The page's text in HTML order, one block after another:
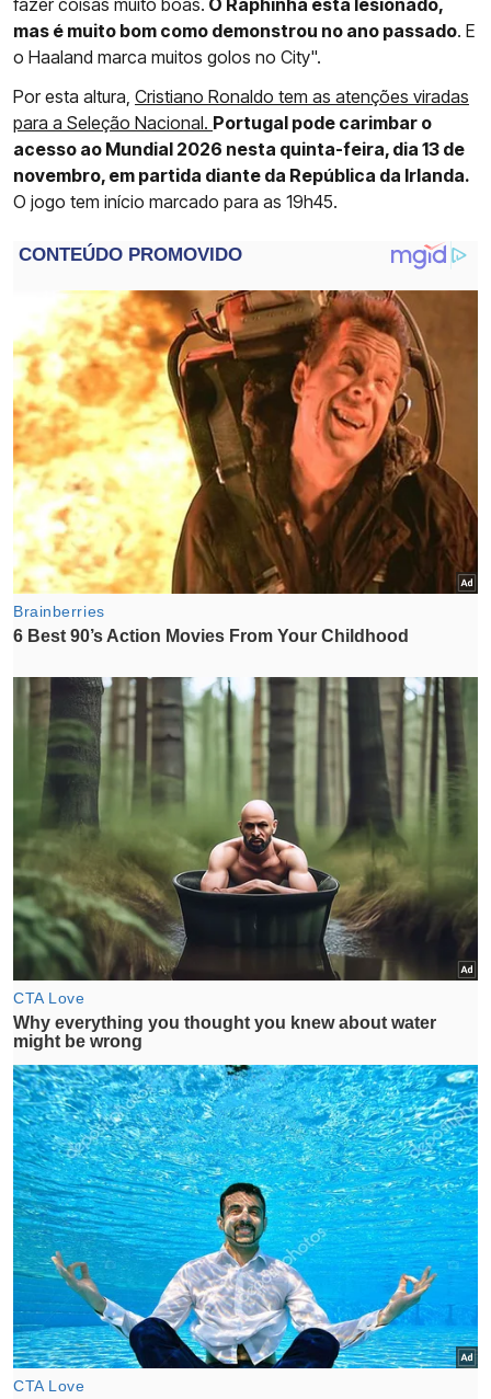
fazer coisas muito boas. O Raphinha está lesionado,
mas é muito bom como demonstrou no ano passado. E
o Haaland marca muitos golos no City".
Por esta altura, Cristiano Ronaldo tem as atenções viradas
para a Seleção Nacional. Portugal pode carimbar o
acesso ao Mundial 2026 nesta quinta-feira, dia 13 de
novembro, em partida diante da República da Irlanda.
O jogo tem início marcado para as 19h45.